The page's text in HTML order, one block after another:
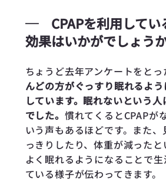
─ CPAPを利用して
効果はいかがでしょう
ちょうど去年アンケートをとっ
んどの方がぐっすり眠れるよ
しています。眠れないという
でした。 慣れてくるとCPAPが
いう声もあるほどです。また
っきりしたり、体重が減ったと
よく眠れるようになることで
ている様子が伝わってきます。